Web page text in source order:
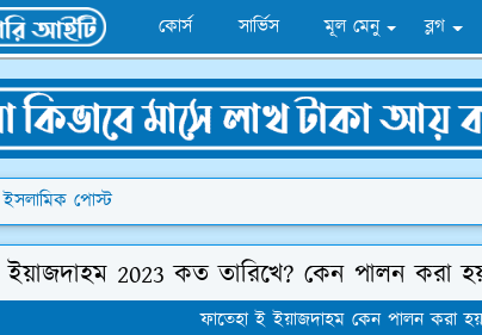
কোর্স সার্ভিস মূল মেনু ব্লগ
ইসলামিক পোস্ট
ইয়াজদাহম 2023 কত তারিখে? কেন পালন করা
ফাতেহা ই ইয়াজদাহম কেন পালন করা হয়